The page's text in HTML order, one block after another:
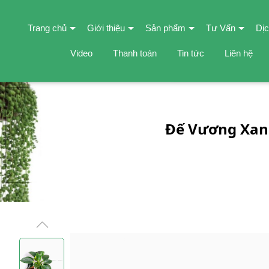
Trang chủ Giới thiệu Sản phẩm Tư Vấn
Video Thanh toán Tin tức Liên hệ
Đế Vương